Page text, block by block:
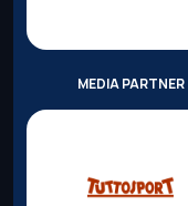
MEDIA PARTNER